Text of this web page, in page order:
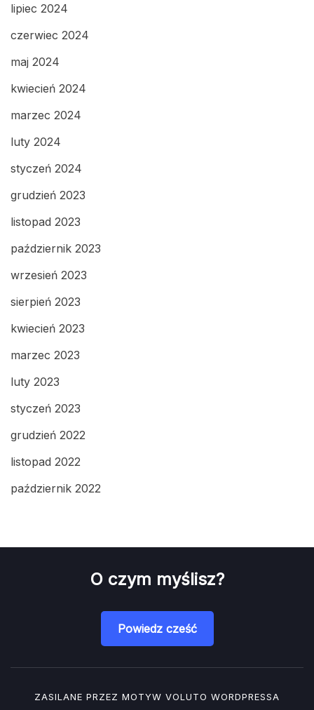
lipiec 2024
czerwiec 2024
maj 2024
kwiecień 2024
marzec 2024
luty 2024
styczeń 2024
grudzień 2023
listopad 2023
październik 2023
wrzesień 2023
sierpień 2023
kwiecień 2023
marzec 2023
luty 2023
styczeń 2023
grudzień 2022
listopad 2022
październik 2022
O czym myślisz?
Powiedz cześć
ZASILANE PRZEZ MOTYW VOLUTO WORDPRESSA